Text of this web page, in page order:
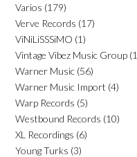
Varios (179)
Verve Records (17)
ViNiLiSSSiMO (1)
Vintage Vibez Music Group
Warner Music (56)
Warner Music Import (4)
Warp Records (5)
Westbound Records (10)
XL Recordings (6)
Young Turks (3)